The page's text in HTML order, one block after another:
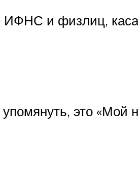
ИФНС и физлиц,
это «Мой